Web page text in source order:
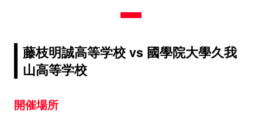
藤枝明誠高等学校 vs 國學院大學久我
山高等学校
開催場所